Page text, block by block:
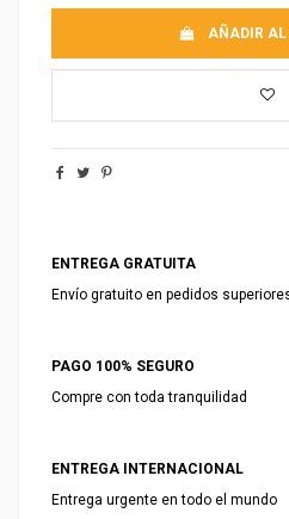
AÑADIR
ENTREGA GRATUITA
Envío gratuito en pedidos
PAGO 100% SEGURO
Compre con toda tranquilidad
ENTREGA INTERNACIONAL
Entrega urgente en todo el mundo